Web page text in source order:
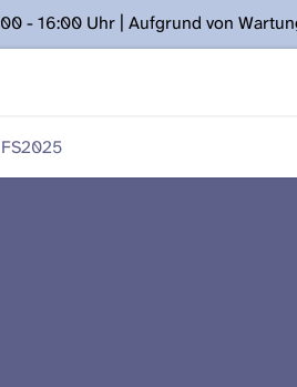
- 16:00 Uhr | Aufgrund von
FS2025